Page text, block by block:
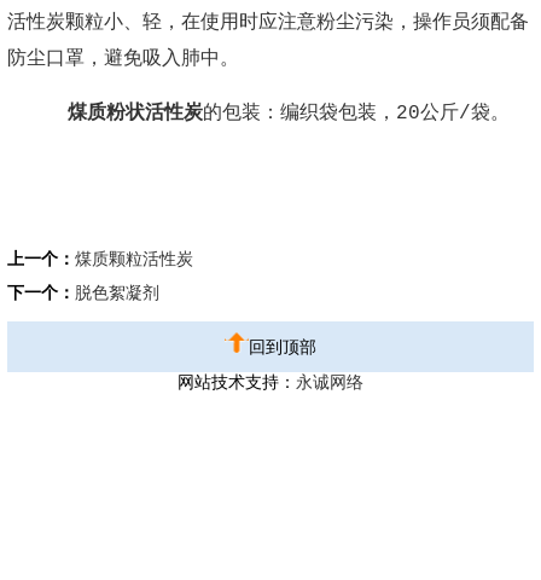
活性炭颗粒小、轻，在使用时应注意粉尘污染，操作员须配备
防尘口罩，避免吸入肺中。
煤质粉状活性炭的包装：编织袋包装，20公斤/袋。
上一个： 煤质颗粒活性炭
下一个： 脱色絮凝剂
回到顶部
网站技术支持： 永诚网络